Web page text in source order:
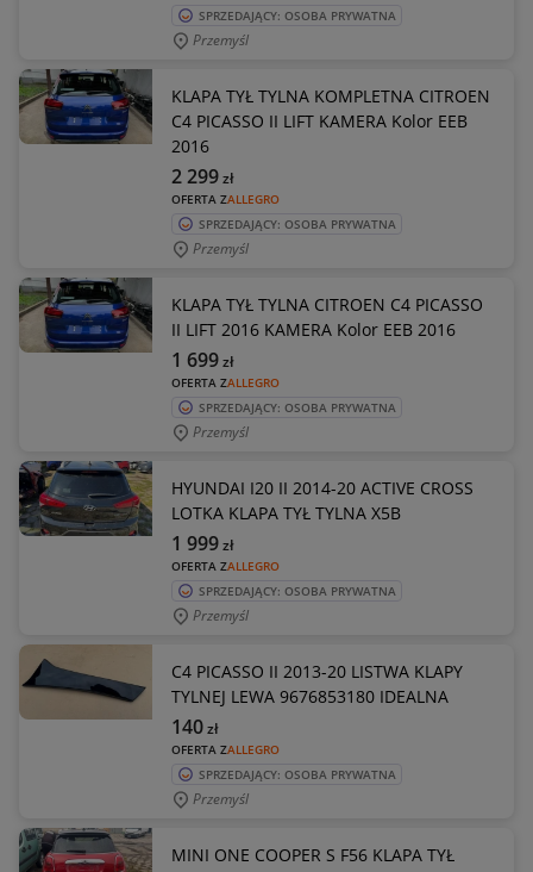
SPRZEDAJĄCY: OSOBA PRYWATNA
Przemyśl
KLAPA TYŁ TYLNA KOMPLETNA CITROEN
C4 PICASSO II LIFT KAMERA Kolor EEB
2016
OFERTA ZALLEGRO
2 299zł
SPRZEDAJĄCY: OSOBA PRYWATNA
Przemyśl
KLAPA TYŁ TYLNA CITROEN C4 PICASSO
II LIFT 2016 KAMERA Kolor EEB 2016
OFERTA ZALLEGRO
1 699zł
SPRZEDAJĄCY: OSOBA PRYWATNA
Przemyśl
HYUNDAI I20 II 2014-20 ACTIVE CROSS
LOTKA KLAPA TYŁ TYLNA X5B
OFERTA ZALLEGRO
1 999zł
SPRZEDAJĄCY: OSOBA PRYWATNA
Przemyśl
C4 PICASSO II 2013-20 LISTWA KLAPY
TYLNEJ LEWA 9676853180 IDEALNA
OFERTA ZALLEGRO
140zł
SPRZEDAJĄCY: OSOBA PRYWATNA
Przemyśl
MINI ONE COOPER S F56 KLAPA TYŁ